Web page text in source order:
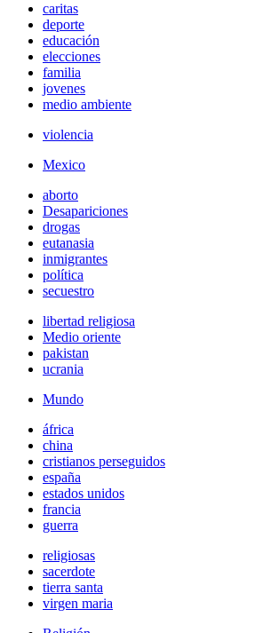
caritas
deporte
educación
elecciones
familia
jovenes
medio ambiente
violencia
Mexico
aborto
Desapariciones
drogas
eutanasia
inmigrantes
política
secuestro
libertad religiosa
Medio oriente
pakistan
ucrania
Mundo
áfrica
china
cristianos perseguidos
españa
estados unidos
francia
guerra
religiosas
sacerdote
tierra santa
virgen maria